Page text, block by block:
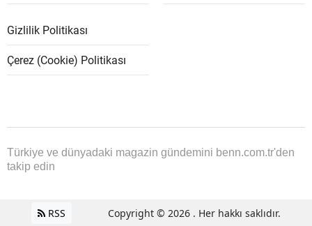
Gizlilik Politikası
Çerez (Cookie) Politikası
Türkiye ve dünyadaki magazin gündemini benn.com.tr'den
takip edin
RSS Copyright © 2026 . Her hakkı saklıdır.